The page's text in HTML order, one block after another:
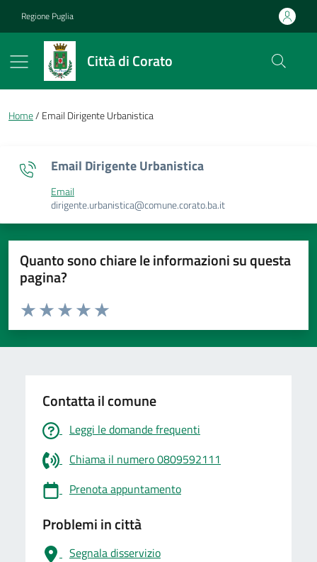
Regione Puglia
Città di Corato
Briciole di pane
Home Email Dirigente Urbanistica
Email Dirigente Urbanistica
Email
Valore punto di contatto
dirigente.urbanistica@comune.corato.ba.it
Quanto sono chiare le informazioni su questa
pagina?
Valuta da 1 a 5 stelle la pagina
Valuta 5 stelle su 5
Valuta 4 stelle su 5
Valuta 3 stelle su 5
Valuta 2 stelle su 5
Valuta 1 stelle su 5
Contatta il comune
Leggi le domande frequenti
Chiama il numero 0809592111
Prenota appuntamento
Problemi in città
Segnala disservizio